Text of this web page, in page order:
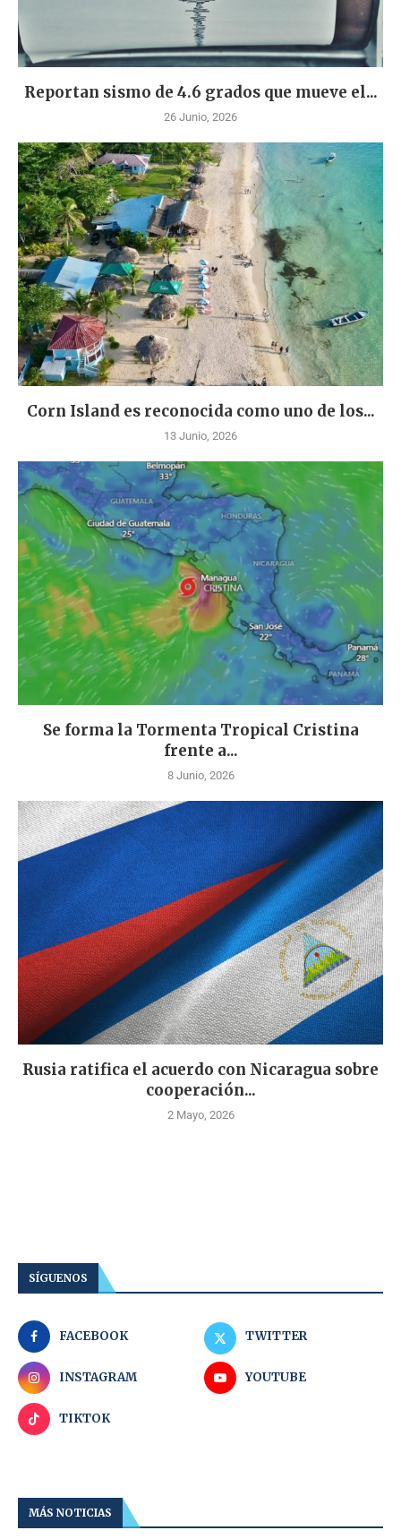
Reportan sismo de 4.6 grados que mueve el...
26 Junio, 2026
Corn Island es reconocida como uno de los...
13 Junio, 2026
Se forma la Tormenta Tropical Cristina
frente a...
8 Junio, 2026
Rusia ratifica el acuerdo con Nicaragua sobre
cooperación...
2 Mayo, 2026
SÍGUENOS
FACEBOOK TWITTER
INSTAGRAM YOUTUBE
TIKTOK
MÁS NOTICIAS